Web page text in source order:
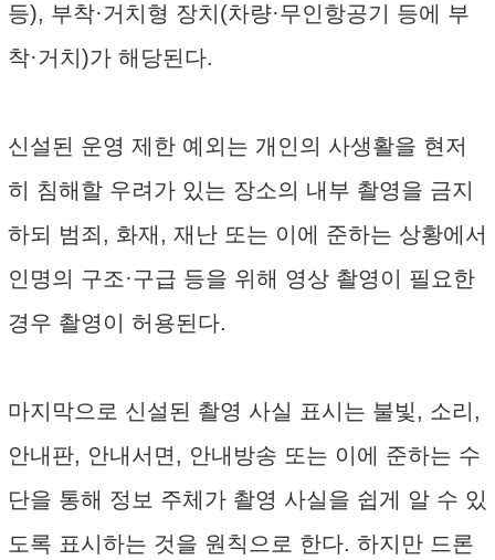
등), 부착·거치형 장치(차량·무인항공기 등에 부
착·거치)가 해당된다.
신설된 운영 제한 예외는 개인의 사생활을 현저
히 침해할 우려가 있는 장소의 내부 촬영을 금지
하되 범죄, 화재, 재난 또는 이에 준하는 상황에서
인명의 구조·구급 등을 위해 영상 촬영이 필요한
경우 촬영이 허용된다.
마지막으로 신설된 촬영 사실 표시는 불빛, 소리,
안내판, 안내서면, 안내방송 또는 이에 준하는 수
단을 통해 정보 주체가 촬영 사실을 쉽게 알 수 있
도록 표시하는 것을 원칙으로 한다. 하지만 드론